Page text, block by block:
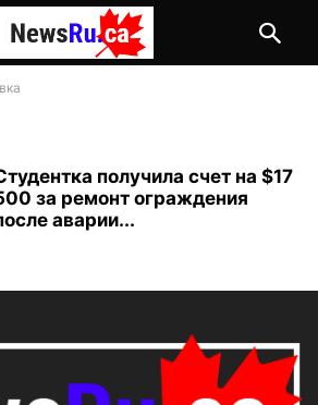
получила счет на $17
за ремонт ограждения
аварии...